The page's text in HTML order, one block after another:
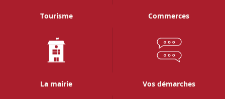
La mairie Vos démarches
Santé Ecole